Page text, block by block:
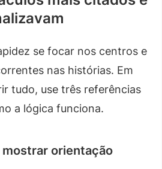
se focar nos centros e
nas histórias. Em
tudo, use três referências
a lógica funciona.
mostrar orientação